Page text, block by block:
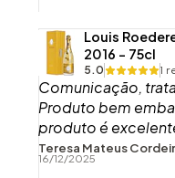
Louis
2016 - 75cl
5.0 1
Comunicação,
Produto bem
produto é
o ter comprado,
recebida ainda não
Teresa Mateus
16/12/2025